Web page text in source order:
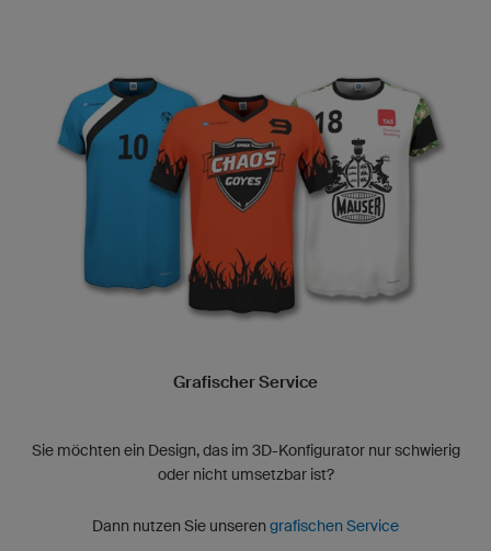
Grafischer Service
Sie möchten ein Design, das im 3D-Konfigurator nur schwierig
oder nicht umsetzbar ist?
Dann nutzen Sie unseren grafischen Service